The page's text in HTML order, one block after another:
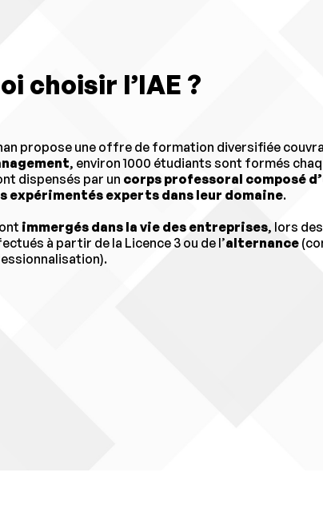
choisir l’IAE ?
propose une offre de formation diversifiée
, environ 1000 étudiants sont formés
dispensés par un corps professoral composé
expérimentés experts dans leur domaine.
immergés dans la vie des entreprises, lors
à partir de la Licence 3 ou de l’alternance